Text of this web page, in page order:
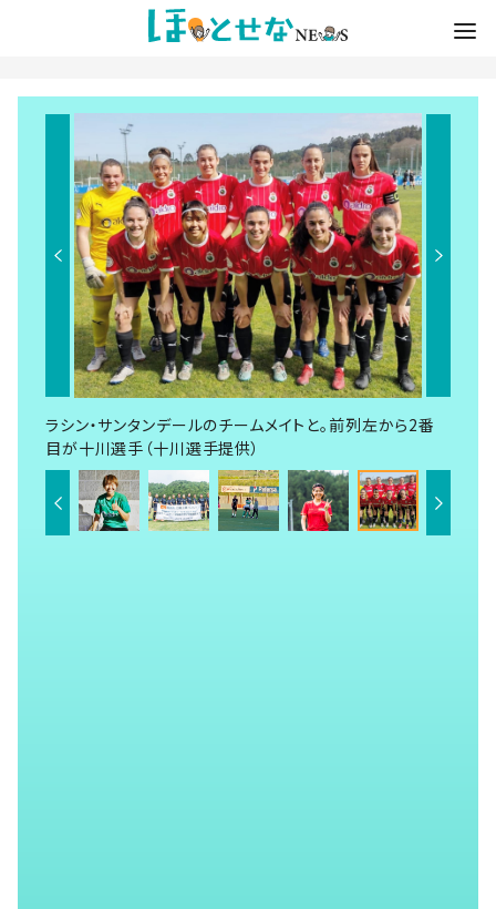
ラシン・サンタンデールのチームメイトと。前列左から2番
目が十川選手（十川選手提供）